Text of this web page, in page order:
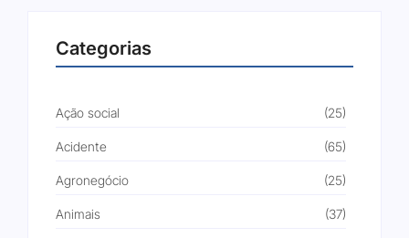
Categorias
Ação social (25)
Acidente (65)
Agronegócio (25)
Animais (37)